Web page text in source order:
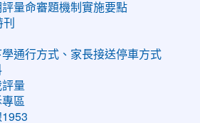
評量命審題機制實施要點
通行方式、家長接送停車方式
量
區